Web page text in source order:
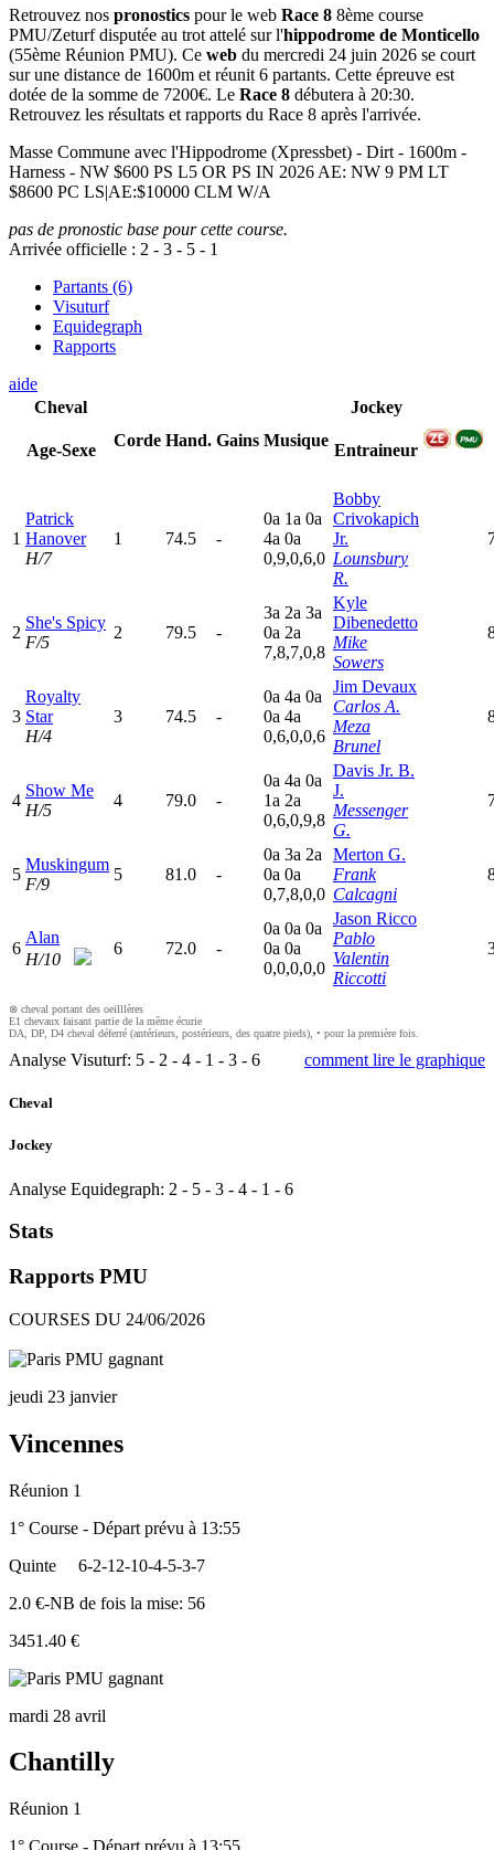
Retrouvez nos pronostics pour le web Race 8 8ème course
PMU/Zeturf disputée au trot attelé sur l'hippodrome de Monticello
(55ème Réunion PMU). Ce web du mercredi 24 juin 2026 se court
sur une distance de 1600m et réunit 6 partants. Cette épreuve est
dotée de la somme de 7200€. Le Race 8 débutera à 20:30.
Retrouvez les résultats et rapports du Race 8 après l'arrivée.
Masse Commune avec l'Hippodrome (Xpressbet) - Dirt - 1600m -
Harness - NW $600 PS L5 OR PS IN 2026 AE: NW 9 PM LT
$8600 PC LS|AE:$10000 CLM W/A
pas de pronostic base pour cette course.
Arrivée officielle : 2 - 3 - 5 - 1
Partants (6)
Visuturf
Equidegraph
Rapports
aide
Cheval
Age-Sexe
Corde Hand. Gains Musique
Jockey
Entraineur
1
Patrick
Hanover
H/7
1 74.5 -
0a 1a 0a
4a 0a
0,9,0,6,0
Bobby
Crivokapich
Jr.
Lounsbury
R.
2
She's Spicy
F/5
2 79.5 -
3a 2a 3a
0a 2a
7,8,7,0,8
Kyle
Dibenedetto
Mike
Sowers
3
Royalty
Star
H/4
3 74.5 -
0a 4a 0a
0a 4a
0,6,0,0,6
Jim Devaux
Carlos A.
Meza
Brunel
4
Show Me
H/5
4 79.0 -
0a 4a 0a
1a 2a
0,6,0,9,8
Davis Jr. B.
J.
Messenger
G.
5
Muskingum
F/9
5 81.0 -
0a 3a 2a
0a 0a
0,7,8,0,0
Merton G.
Frank
Calcagni
6
Alan
H/10
6 72.0 -
0a 0a 0a
0a 0a
0,0,0,0,0
Jason Ricco
Pablo
Valentin
Riccotti
⊗ cheval portant des oeilllères
E1 chevaux faisant partie de la même écurie
DA, DP, D4 cheval déferré (antérieurs, postérieurs, des quatre pieds), • pour la première fois.
Analyse Visuturf: 5 - 2 - 4 - 1 - 3 - 6 comment lire le graphique
Cheval
Jockey
Analyse Equidegraph: 2 - 5 - 3 - 4 - 1 - 6
Stats
Rapports PMU
COURSES DU 24/06/2026
jeudi 23 janvier
Vincennes
Réunion 1
1° Course - Départ prévu à 13:55
Quinte
6-2-12-10-4-5-3-7
2.0 €-NB de fois la mise: 56
3451.40 €
mardi 28 avril
Chantilly
Réunion 1